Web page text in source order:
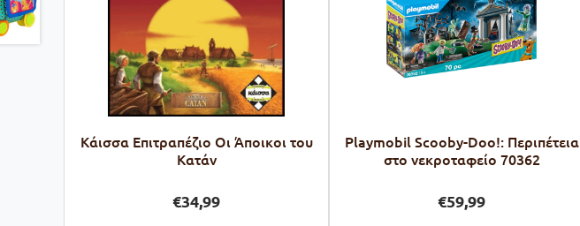
Kάισσα Επιτραπέζιο Οι Άποικοι του
Κατάν
€34,99
Playmobil Scooby-Doo!: Περιπέτεια
στο νεκροταφείο 70362
€59,99